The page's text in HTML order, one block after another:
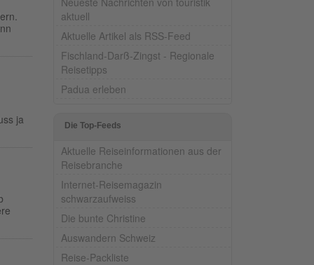
ja
aktuell
Aktuelle Artikel als RSS-Feed
Fischland-Darß-Zingst - Regionale
Reisetipps
Padua erleben
Die Top-Feeds
Aktuelle Reiseinformationen aus der
Reisebranche
Internet-Reisemagazin
schwarzaufweiss
Die bunte Christine
Auswandern Schweiz
Reise-Packliste